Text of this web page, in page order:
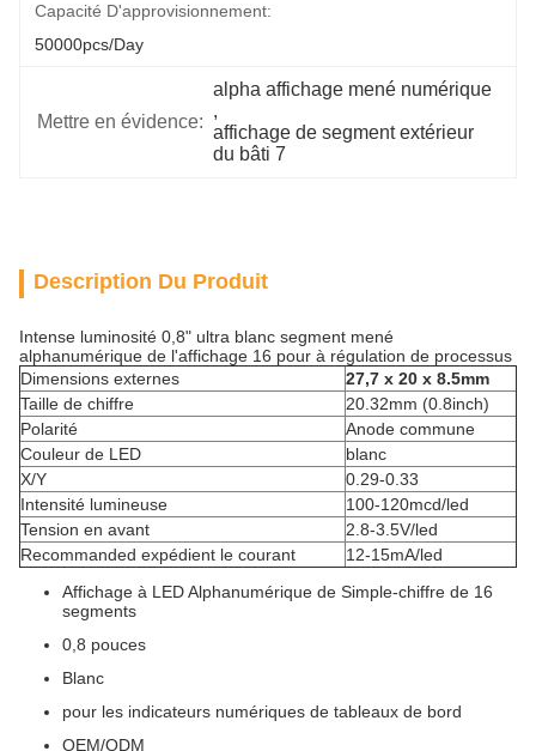
Capacité D'approvisionnement:
50000pcs/day
Mettre en évidence:
alpha affichage mené numérique
,
affichage de segment extérieur
du bâti 7
Description Du Produit
Intense luminosité 0,8" ultra blanc segment mené
alphanumérique de l'affichage 16 pour à régulation de processus
Dimensions externes
27,7 x 20 x 8.5mm
Taille de chiffre
20.32mm (0.8inch)
Polarité
Anode commune
Couleur de LED
blanc
X/Y
0.29-0.33
Intensité lumineuse
100-120mcd/led
Tension en avant
2.8-3.5V/led
Recommanded expédient le courant
12-15mA/led
Affichage à LED Alphanumérique de Simple-chiffre de 16
segments
0,8 pouces
Blanc
pour les indicateurs numériques de tableaux de bord
OEM/ODM